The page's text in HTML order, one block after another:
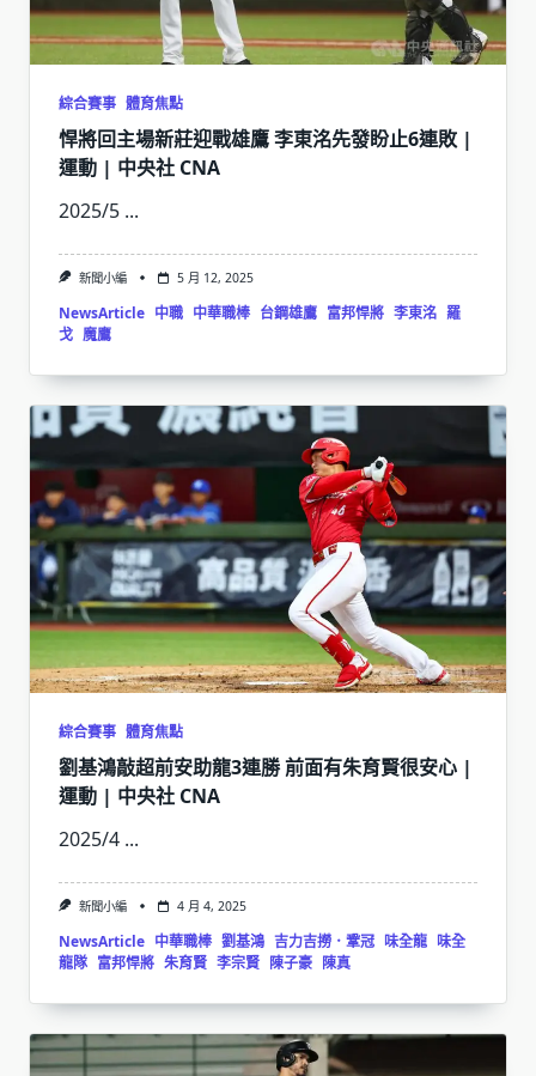
綜合賽事 體育焦點
悍將回主場新莊迎戰雄鷹 李東洺先發盼止6連敗 |
運動 | 中央社 CNA
2025/5 ...
新聞小編 5 月 12, 2025
NewsArticle 中職 中華職棒 台鋼雄鷹 富邦悍將 李東洺 羅
戈 魔鷹
綜合賽事 體育焦點
劉基鴻敲超前安助龍3連勝 前面有朱育賢很安心 |
運動 | 中央社 CNA
2025/4 ...
新聞小編 4 月 4, 2025
NewsArticle 中華職棒 劉基鴻 吉力吉撈．鞏冠 味全龍 味全
龍隊 富邦悍將 朱育賢 李宗賢 陳子豪 陳真